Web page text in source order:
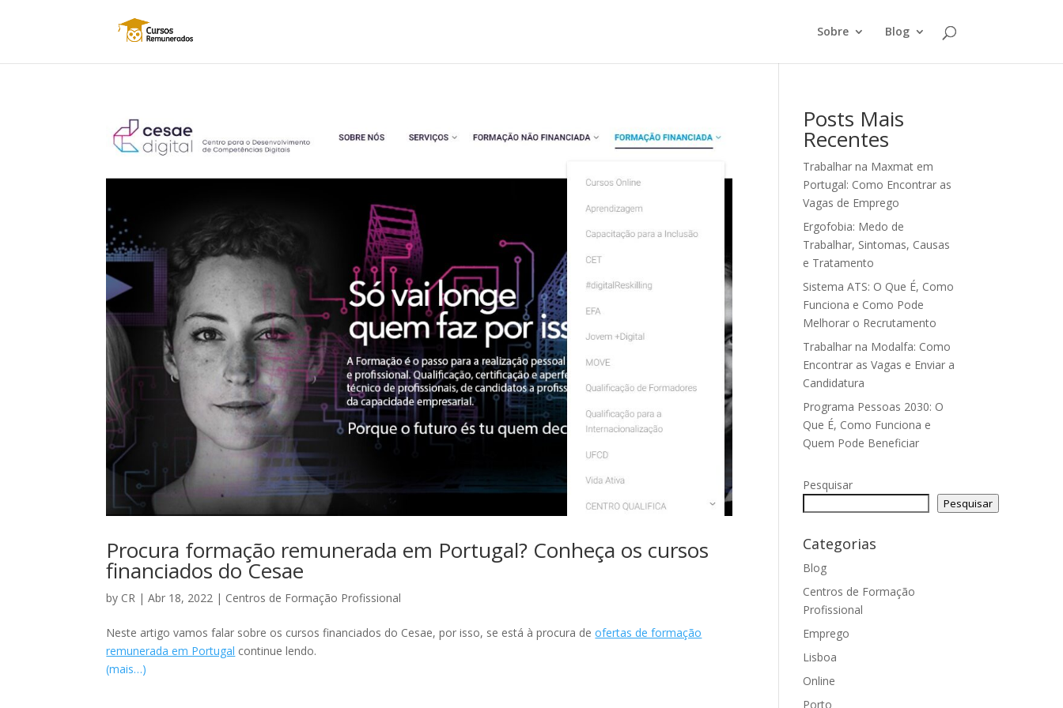
Sobre Blog
Procura formação remunerada em Portugal? Conheça os cursos
financiados do Cesae
by CR |Abr 18, 2022 | Centros de Formação Profissional
Neste artigo vamos falar sobre os cursos financiados do Cesae, por isso, se está à procura deofertas de formação
remunerada em Portugal continue lendo.
(mais…)
Posts Mais
Recentes
Trabalhar na Maxmat em
Portugal: Como Encontrar as
Vagas de Emprego
Ergofobia: Medo de
Trabalhar, Sintomas, Causas
e Tratamento
Sistema ATS: O Que É, Como
Funciona e Como Pode
Melhorar o Recrutamento
Trabalhar na Modalfa: Como
Encontrar as Vagas e Enviar a
Candidatura
Programa Pessoas 2030: O
Que É, Como Funciona e
Quem Pode Beneficiar
Pesquisar
Pesquisar
Categorias
Blog
Centros de Formação
Profissional
Emprego
Lisboa
Online
Porto